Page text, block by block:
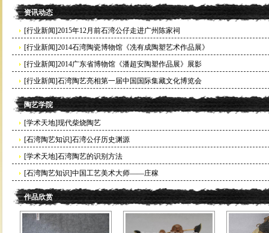
石湾陶塑专题拍卖
[2015-09-08]
资讯动态
[行业新闻]2015年12月前石湾公仔走进广州陈家祠
[行业新闻]2014石湾陶瓷博物馆《冼有成陶塑艺术作品展》
[行业新闻]2014广东省博物馆《潘超安陶塑作品展》展影
[行业新闻]石湾陶艺亮相第一届中国国际集藏文化博览会
陶艺学院
[学术天地]现代柴烧陶艺
[石湾陶艺知识]石湾公仔历史渊源
[学术天地]石湾陶艺的识别方法
[石湾陶艺知识]中国工艺美术大师——庄稼
作品欣赏